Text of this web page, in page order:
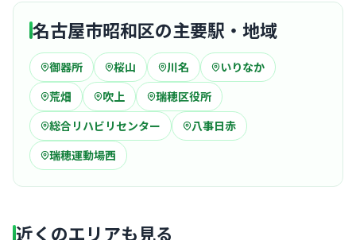
名古屋市昭和区の主要駅・地域
御器所 桜山 川名
いりなか
荒畑
吹上
瑞穂区役所
総合リハビリセンター
八事日赤
瑞穂運動場西
近くのエリアも見る